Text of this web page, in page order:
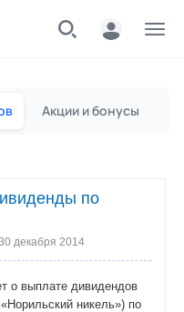
Акции и бонусы
по
декабря 2014
о выплате дивидендов
никель») по